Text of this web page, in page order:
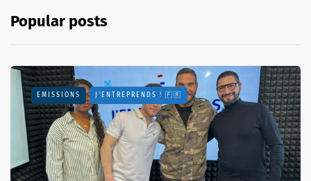
Popular posts
EMISSIONS J'ENTREPRENDS ! 🇫🇷